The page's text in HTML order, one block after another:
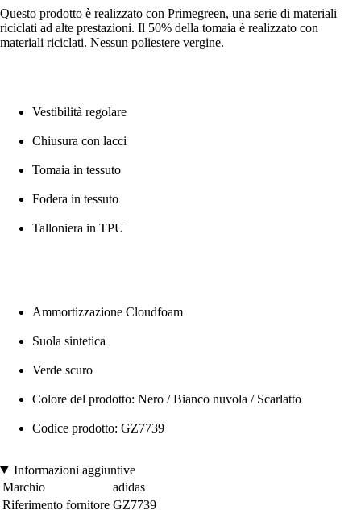
Questo prodotto è realizzato con Primegreen, una serie di materiali
riciclati ad alte prestazioni. Il 50% della tomaia è realizzato con
materiali riciclati. Nessun poliestere vergine.
Vestibilità regolare
Chiusura con lacci
Tomaia in tessuto
Fodera in tessuto
Talloniera in TPU
Ammortizzazione Cloudfoam
Suola sintetica
Verde scuro
Colore del prodotto: Nero / Bianco nuvola / Scarlatto
Codice prodotto: GZ7739
Informazioni aggiuntive
Marchio
adidas
Riferimento fornitore GZ7739